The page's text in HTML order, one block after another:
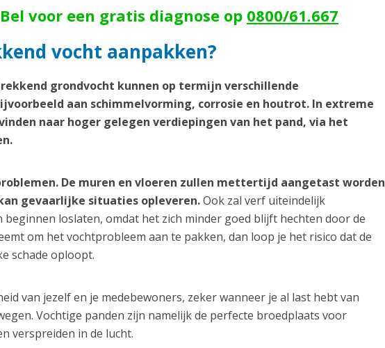
voor een gratis diagnose op 0800/61.667
vocht aanpakken?
grondvocht kunnen op termijn verschillende
aan schimmelvorming, corrosie en houtrot. In extreme
naar hoger gelegen verdiepingen van het pand, via het
De muren en vloeren zullen mettertijd aangetast worden
gevaarlijke situaties opleveren.Ook zal verf uiteindelijk
loslaten, omdat het zich minder goed blijft hechten door de
om het vochtprobleem aan te pakken, dan loop je het risico dat de
schade oploopt.
van jezelf en je medebewoners, zeker wanneer je al last hebt van
Vochtige panden zijn namelijk de perfecte broedplaats voor
verspreiden in de lucht.